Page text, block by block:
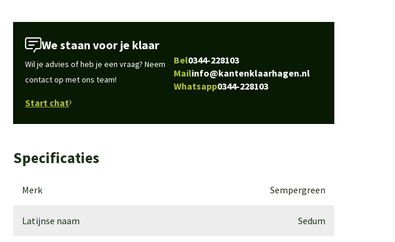
We staan voor je klaar
Wil je advies of heb je een vraag? Neem
contact op met ons team!
Start chat
Bel0344-228103
Mailinfo@kantenklaarhagen.nl
Whatsapp0344-228103
Specificaties
Merk Sempergreen
Latijnse naam Sedum